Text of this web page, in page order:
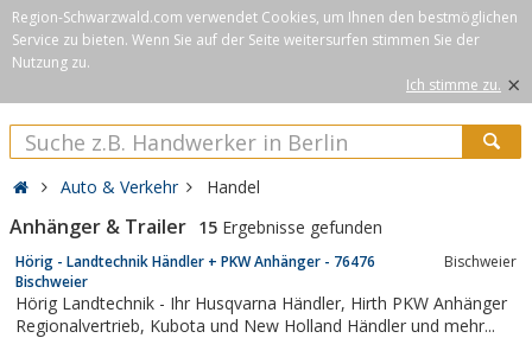
Region-Schwarzwald.com verwendet Cookies, um Ihnen den bestmöglichen
Service zu bieten. Wenn Sie auf der Seite weitersurfen stimmen Sie der
Nutzung zu.
Ich stimme zu. ×
Auto & Verkehr Handel
Anhänger & Trailer 15 Ergebnisse gefunden
Hörig - Landtechnik Händler + PKW Anhänger - 76476
Bischweier
Bischweier
Hörig Landtechnik - Ihr Husqvarna Händler, Hirth PKW Anhänger
Regionalvertrieb, Kubota und New Holland Händler und mehr...